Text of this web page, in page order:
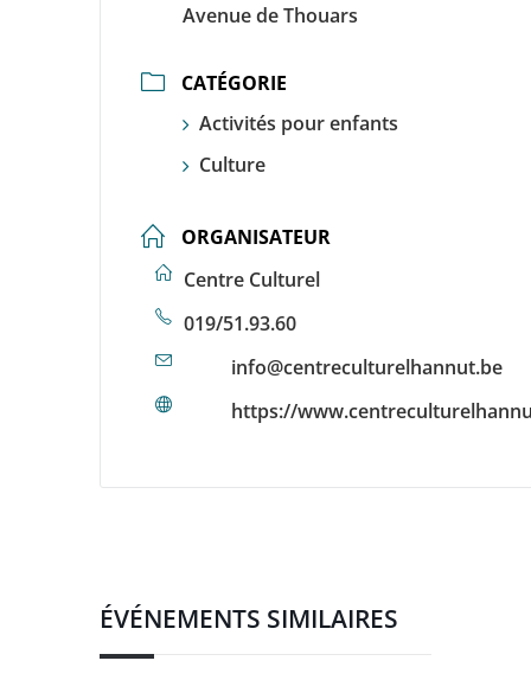
Avenue de Thouars
CATÉGORIE
Activités pour enfants
Culture
ORGANISATEUR
Centre Culturel
019/51.93.60
info@centreculturelhannut.be
https://
ÉVÉNEMENTS SIMILAIRES